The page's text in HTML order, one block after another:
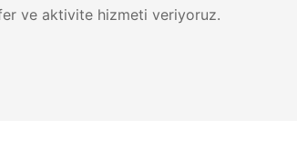
French
ve aktivite hizmeti veriyoruz.